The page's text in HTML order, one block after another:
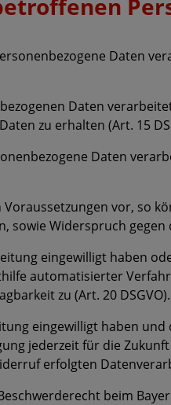
Daten
Daten
zu erhalten (Art. 15
Daten
Voraussetzungen vor, so
sowie Widerspruch gegen
eingewilligt haben
automatisierter
zu (Art. 20 DSGVO).
eingewilligt haben
jederzeit für die
erfolgten
beim